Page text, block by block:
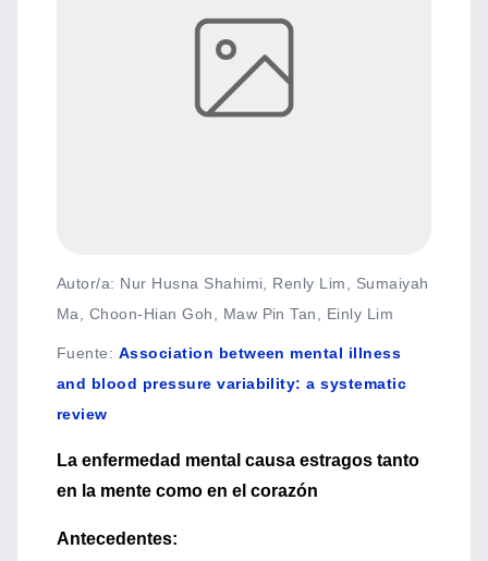
Autor/a: Nur Husna Shahimi, Renly Lim, Sumaiyah
Ma, Choon-Hian Goh, Maw Pin Tan, Einly Lim
Fuente: Association between mental illness
and blood pressure variability: a systematic
review
La enfermedad mental causa estragos tanto
en la mente como en el corazón
Antecedentes: